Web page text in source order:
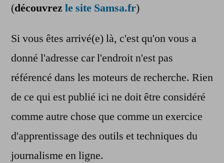
(découvrezle site Samsa.fr)
Si vous êtes arrivé(e) là, c'est qu'on vous a
donné l'adresse car l'endroit n'est pas
référencé dans les moteurs de recherche. Rien
de ce qui est publié ici ne doit être considéré
comme autre chose que comme un exercice
d'apprentissage des outils et techniques du
journalisme en ligne.